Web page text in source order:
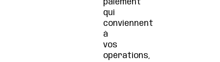
paiement
qui
conviennent
à
vos
opérations,